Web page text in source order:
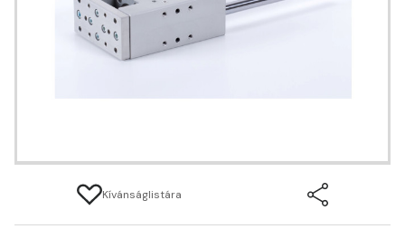
Kívánságlistára